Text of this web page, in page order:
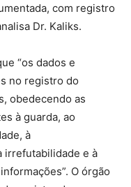
com registro
Dr. Kaliks.
“os dados e
no registro do
obedecendo as
à guarda, ao
à
irrefutabilidade e à
O órgão